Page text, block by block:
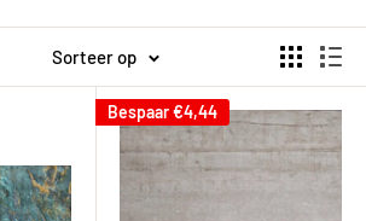
Sorteer op
Bespaar€4,44